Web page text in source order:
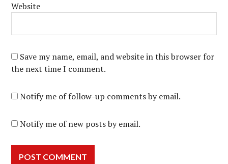
Website
Save my name, email, and website in this browser for
the next time I comment.
Notify me of follow-up comments by email.
Notify me of new posts by email.